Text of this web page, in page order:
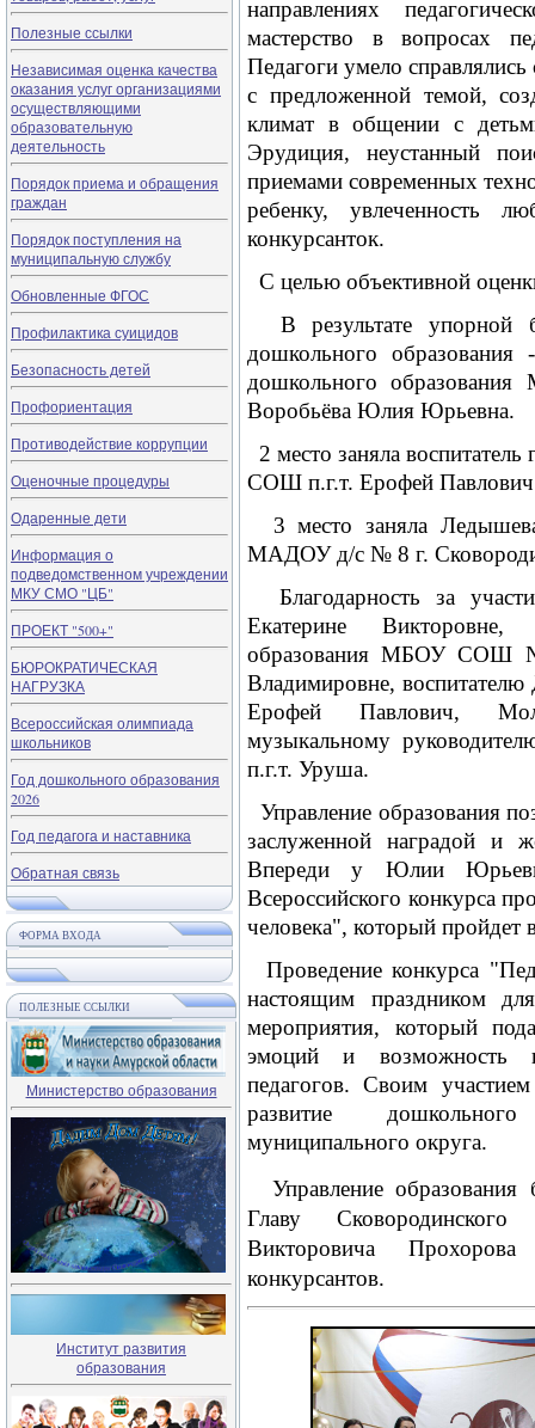
Полезные ссылки
Независимая оценка качества
оказания услуг организациями
осуществляющими
образовательную
деятельность
Порядок приема и обращения
граждан
Порядок поступления на
муниципальную службу
Обновленные ФГОС
Профилактика суицидов
Безопасность детей
Профориентация
Противодействие коррупции
Оценочные процедуры
Одаренные дети
Информация о
подведомственном учреждении
МКУ СМО "ЦБ"
ПРОЕКТ "500+"
БЮРОКРАТИЧЕСКАЯ
НАГРУЗКА
Всероссийская олимпиада
школьников
Год дошкольного образования
2026
Год педагога и наставника
Обратная связь
ФОРМА ВХОДА
ПОЛЕЗНЫЕ ССЫЛКИ
Министерство образования
Институт развития
образования
направлениях
мастерство в вопросах
Педагоги умело
с предложенной темой,
климат в общении с
Эрудиция, неустанный
приемами современных
ребенку, увлеченность
конкурсанток.
С целью объективной
В результате упорной
дошкольного образования
дошкольного
Воробьёва Юлия Юрьевна.
2 место заняла
СОШ п.г.т. Ерофей Павлович
3 место заняла
МАДОУ д/с № 8 г.
Благодарность за
Екатерине
образования МБОУ СОШ
Владимировне,
Ерофей Павлович,
музыкальному
п.г.т. Уруша.
Управление образования
заслуженной наградой и
Впереди у Юлии
Всероссийского конкурса
человека", который пройдет
Проведение конкурса
настоящим праздником
мероприятия, который
эмоций и возможность
педагогов. Своим
развитие
муниципального округа.
Управление образования
Главу
Викторовича
конкурсантов.